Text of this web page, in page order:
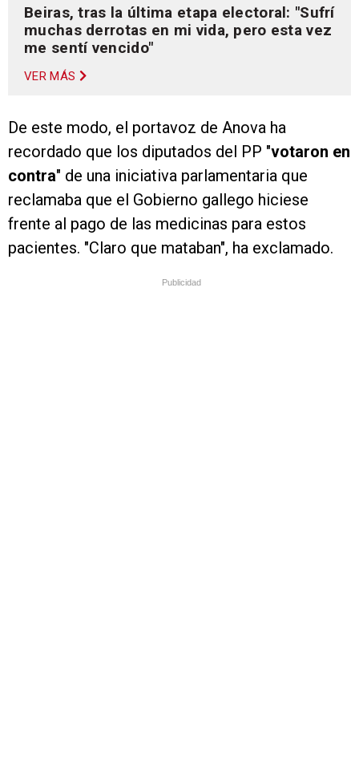
Beiras, tras la última etapa electoral: "Sufrí
muchas derrotas en mi vida, pero esta vez
me sentí vencido"
VER MÁS
De este modo, el portavoz de Anova ha
recordado que los diputados del PP "votaron en
contra" de una iniciativa parlamentaria que
reclamaba que el Gobierno gallego hiciese
frente al pago de las medicinas para estos
pacientes. "Claro que mataban", ha exclamado.
Publicidad